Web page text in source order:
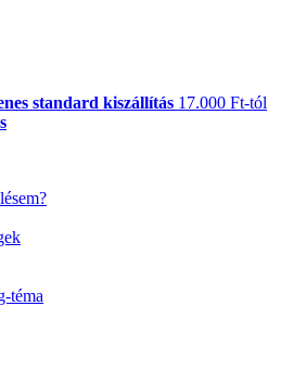
standard kiszállítás 17.000 Ft-tól
téma